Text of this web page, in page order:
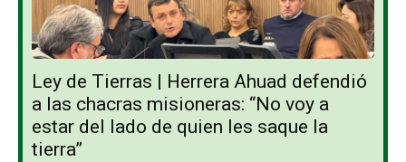
Ley de Tierras | Herrera Ahuad defendió
a las chacras misioneras: “No voy a
estar del lado de quien les saque la
tierra”